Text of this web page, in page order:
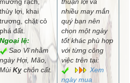
thủy lợi, khai
trương, chặt cỏ
phá đất.
Ngoại lệ:
Sao Vĩ nhằm
ngày Hợi, Mão,
MùiKỵchôn cất.
nhiều may mắn
quý bạn nên
chọn một ngày
tốt khác phù hợp
với từng công
việc trên tại:
Xem
ngày mua